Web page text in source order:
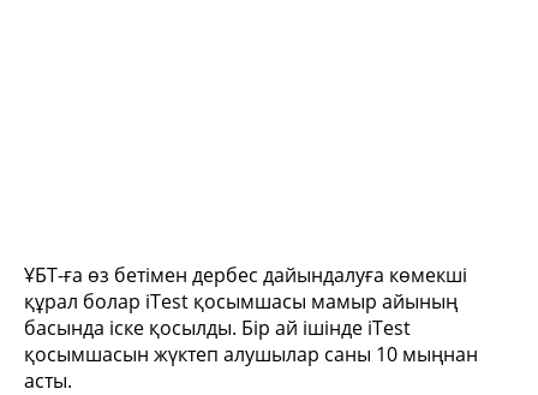
ҰБТ-ға өз бетімен дербес дайындалуға көмекші
құрал болар iTest қосымшасы мамыр айының
басында іске қосылды. Бір ай ішінде iTest
қосымшасын жүктеп алушылар саны 10 мыңнан
асты.